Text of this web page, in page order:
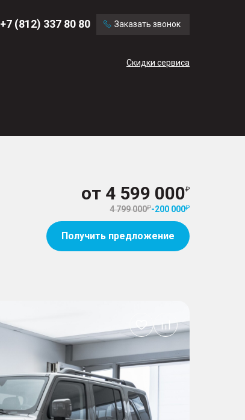
+7 (812) 337 80 80 Заказать звонок
Скидки сервиса
от 4 599 000
4 799 000 -200 000
Получить предложение
Добавить
в
избранное